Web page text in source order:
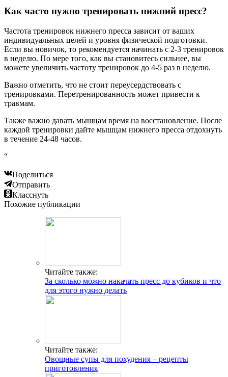
Как часто нужно тренировать нижний пресс?
Частота тренировок нижнего пресса зависит от ваших
индивидуальных целей и уровня физической подготовки.
Если вы новичок, то рекомендуется начинать с 2-3 тренировок
в неделю. По мере того, как вы становитесь сильнее, вы
можете увеличить частоту тренировок до 4-5 раз в неделю.
Важно отметить, что не стоит переусердствовать с
тренировками. Перетренированность может привести к
травмам.
Также важно давать мышцам время на восстановление. После
каждой тренировки дайте мышцам нижнего пресса отдохнуть
в течение 24-48 часов.
“
Поделиться
Отправить
Класснуть
Похожие публикации
Читайте также:
За сколько можно накачать пресс до кубиков и что
для этого нужно делать
Читайте также:
Овощные супы для похудения – рецепты
приготовления